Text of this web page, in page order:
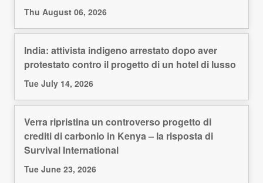
Thu August 06, 2026
India: attivista indigeno arrestato dopo aver
protestato contro il progetto di un hotel di lusso
Tue July 14, 2026
Verra ripristina un controverso progetto di
crediti di carbonio in Kenya – la risposta di
Survival International
Tue June 23, 2026